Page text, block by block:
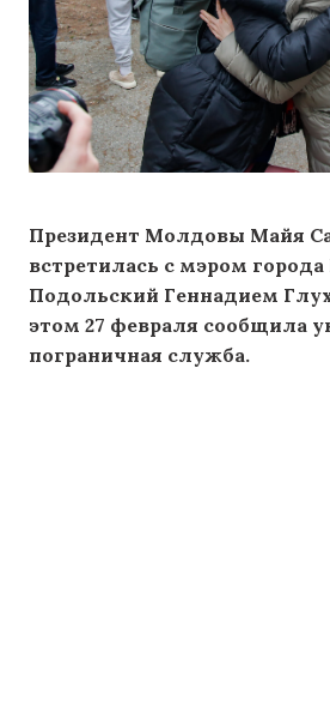
Президент Молдовы Майя
встретилась с мэром
Подольский Геннадием
этом 27 февраля сообщила
пограничная служба.